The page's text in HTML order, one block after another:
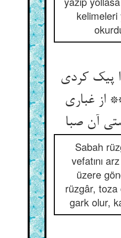
kelimeleri
پیک کردی
از غباری
آن صبا
Sabah
vefatını
üzere
rüzgâr,
gark olur,